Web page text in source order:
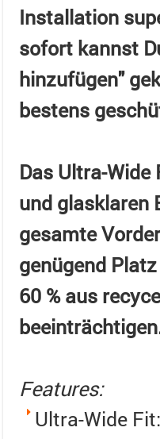
Installation
sofort kannst
hinzufügen"
bestens
Das Ultra-
und glasklaren
gesamte
genügend
60 % aus
Features:
Ultra-Wide